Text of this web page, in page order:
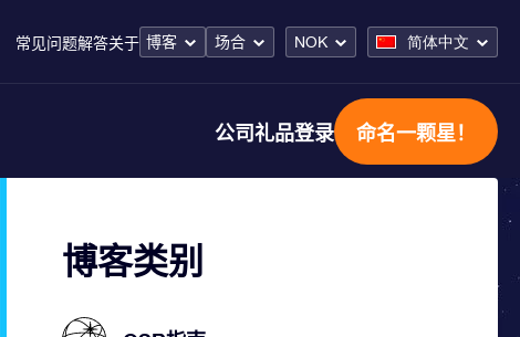
常见问题解答关于 博客 场合 NOK 简体中文
公司礼品登录 命名一颗星！
博客类别